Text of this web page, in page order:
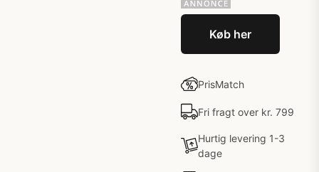
Køb her
PrisMatch
Fri fragt over kr. 799
Hurtig levering 1-3
dage